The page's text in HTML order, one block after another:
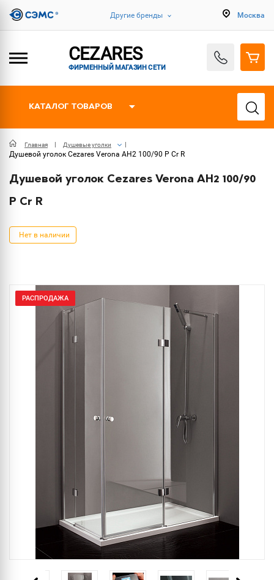
Другие бренды Москва
CEZARES
ФИРМЕННЫЙ МАГАЗИН СЕТИ
КАТАЛОГ ТОВАРОВ
Главная Душевые уголки
Душевой уголок Cezares Verona AH2 100/90 P Cr R
Душевой уголок Cezares Verona AH2 100/90
P Cr R
Нет в наличии
РАСПРОДАЖА